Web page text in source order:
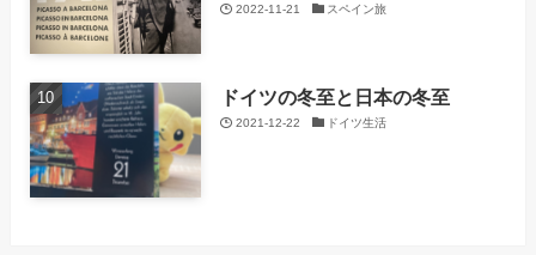
2022-11-21 スペイン旅
ドイツの冬至と日本の冬至
2021-12-22 ドイツ生活